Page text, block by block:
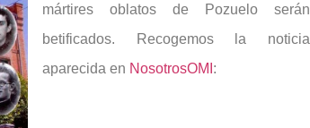
mártires oblatos de Pozuelo serán
betificados. Recogemos la noticia
aparecida en NosotrosOMI :